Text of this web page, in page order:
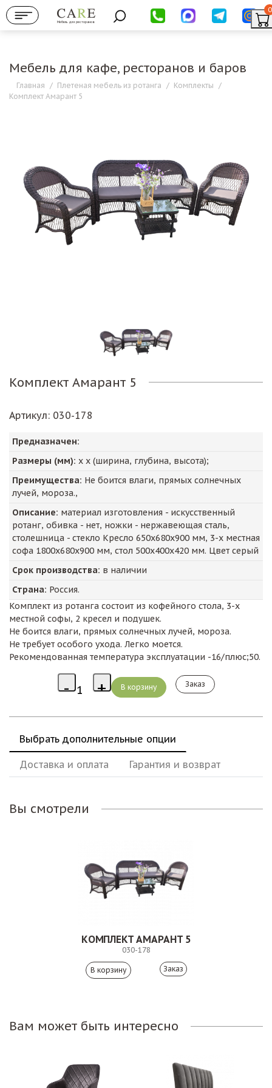
Мебель для ресторанов
0
Мебель для кафе, ресторанов и баров
Главная / Плетеная мебель из ротанга / Комплекты /
Комплект Амарант 5
Комплект Амарант 5
Артикул: 030-178
Предназначен:
Размеры (мм): х х (ширина, глубина, высота);
Преимущества: Не боится влаги, прямых солнечных
лучей, мороза.,
Описание: материал изготовления - искусственный
ротанг, обивка - нет, ножки - нержавеющая сталь,
столешница - стекло Кресло 650х680х900 мм, 3-х местная
софа 1800х680х900 мм, стол 500х400х420 мм. Цвет серый
Срок производства: в наличии
Страна: Россия.
Комплект из ротанга состоит из кофейного стола, 3-х
местной софы, 2 кресел и подушек.
Не боится влаги, прямых солнечных лучей, мороза.
Не требует особого ухода. Легко моется.
Рекомендованная температура эксплуатации -16/плюс;50.
Заказ
Выбрать дополнительные опции
Доставка и оплата Гарантия и возврат
Вы смотрели
КОМПЛЕКТ АМАРАНТ 5
030-178
Заказ
Вам может быть интересно